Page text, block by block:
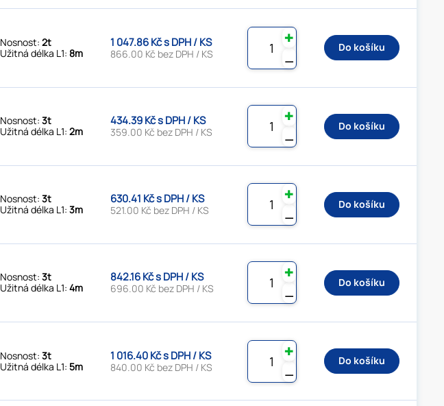
Nosnost: 2t
Užitná délka L1: 8m
1 047.86 Kč s DPH / KS
866.00 Kč bez DPH / KS ⚊
✚
Do košíku
Nosnost: 3t
Užitná délka L1: 2m
434.39 Kč s DPH / KS
359.00 Kč bez DPH / KS ⚊
✚
Do košíku
Nosnost: 3t
Užitná délka L1: 3m
630.41 Kč s DPH / KS
521.00 Kč bez DPH / KS ⚊
✚
Do košíku
Nosnost: 3t
Užitná délka L1: 4m
842.16 Kč s DPH / KS
696.00 Kč bez DPH / KS ⚊
✚
Do košíku
Nosnost: 3t
Užitná délka L1: 5m
1 016.40 Kč s DPH / KS
840.00 Kč bez DPH / KS ⚊
✚
Do košíku